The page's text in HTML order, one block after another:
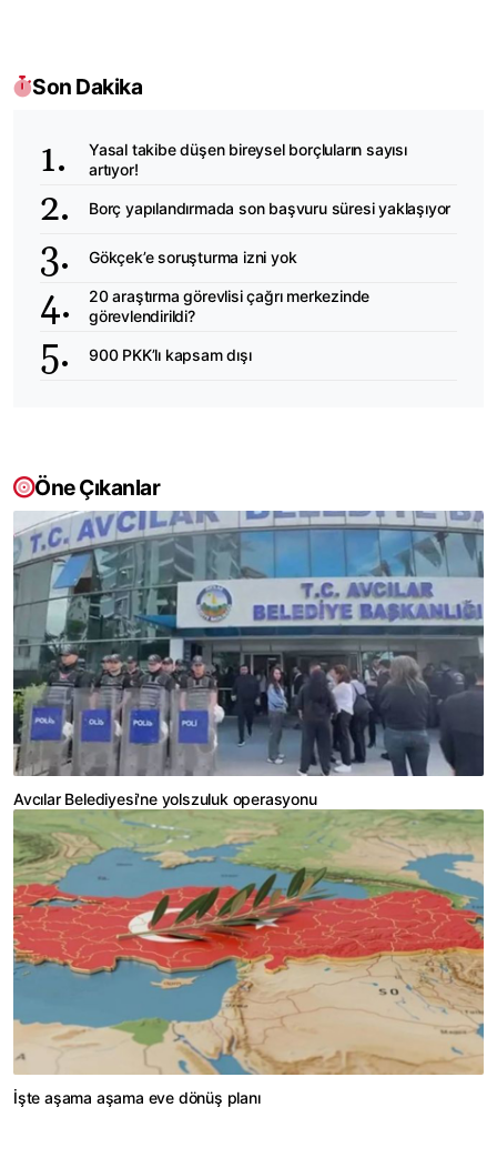
Son Dakika
Yasal takibe düşen bireysel borçluların sayısı
artıyor!
Borç yapılandırmada son başvuru süresi yaklaşıyor
Gökçek’e soruşturma izni yok
20 araştırma görevlisi çağrı merkezinde
görevlendirildi?
900 PKK’lı kapsam dışı
Öne Çıkanlar
Avcılar Belediyesi'ne yolszuluk operasyonu
İşte aşama aşama eve dönüş planı